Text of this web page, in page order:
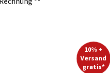
10% +
Versand
gratis*